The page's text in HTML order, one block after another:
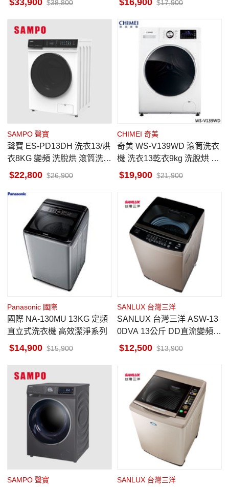
33,900 38,800 16,900 17,900
SAMPO 聲寶
聲寶 ES-PD13DH 洗衣13/烘
衣8KG 變頻 洗脫烘 滾筒洗衣
機 蒸氣 洗劑智慧投入
22,800 26,900
CHIMEI 奇美
奇美 WS-V139WD 滾筒洗衣
機 洗衣13乾衣9kg 洗脫烘 變
頻洗衣機 DD直驅 變頻馬達
19,900 21,900
Panasonic 國際
國際 NA-130MU 13KG 定頻
直立式洗衣機 高效潔淨系列
14,900 15,900
SANLUX 台灣三洋
SANLUX 台灣三洋 ASW-13
0DVA 13公斤 DD直流變頻馬
達 直立式洗衣機
12,500 13,900
SAMPO 聲寶 SANLUX 台灣三洋